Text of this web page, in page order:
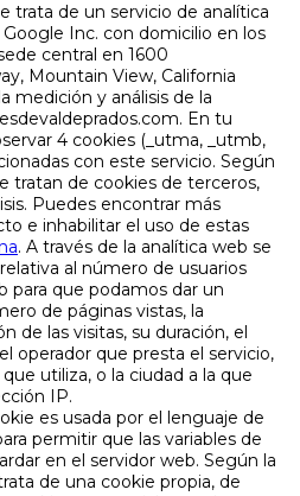
trata de un servicio de analítica
Inc. con domicilio en los
central en 1600
Mountain View, California
medición y análisis de la
En tu
4 cookies (_utma, _utmb,
con este servicio. Según
tratan de cookies de terceros,
Puedes encontrar más
e inhabilitar el uso de estas
. A través de la analítica web se
al número de usuarios
para que podamos dar un
de páginas vistas, la
de las visitas, su duración, el
operador que presta el servicio,
utiliza, o la ciudad a la que
IP.
es usada por el lenguaje de
permitir que las variables de
en el servidor web. Según la
de una cookie propia, de